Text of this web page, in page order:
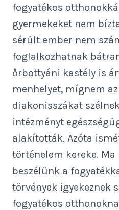
fogyatékos
gyermekeket nem
sérült ember nem
foglalkozhatnak
őrbottyáni kastély is
menhelyet, mígnem
diakonisszákat
intézményt
alakították. Azóta
történelem kereke.
beszélünk a
törvények igyekeznek
fogyatékos